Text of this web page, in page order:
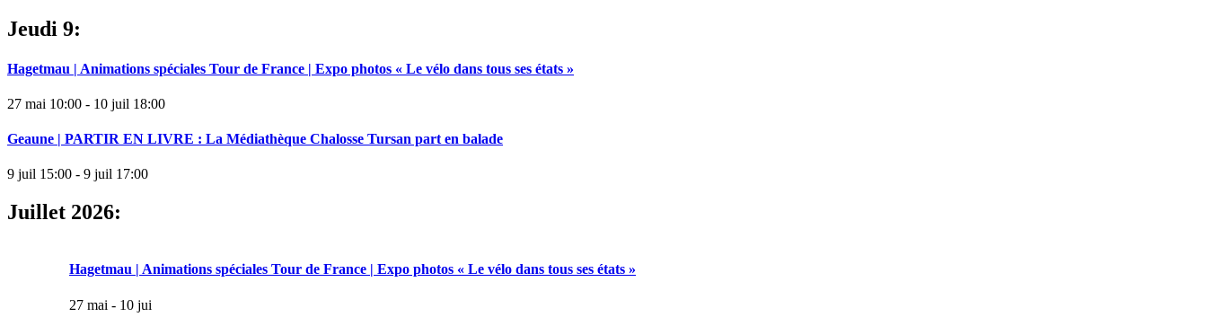
Jeudi 9:
Hagetmau | Animations spéciales Tour de France | Expo photos « Le vélo dans tous ses états »
27 mai 10:00 - 10 juil 18:00
Geaune | PARTIR EN LIVRE : La Médiathèque Chalosse Tursan part en balade
9 juil 15:00 - 9 juil 17:00
Juillet 2026:
Hagetmau | Animations spéciales Tour de France | Expo photos « Le vélo dans tous ses états »
27 mai - 10 jui